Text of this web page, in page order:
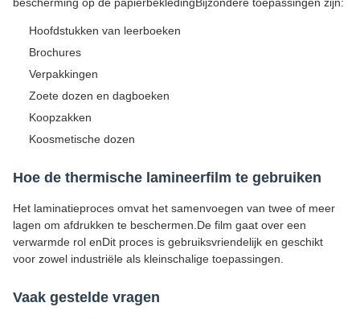
bescherming op de papierbekledingBijzondere toepassingen zijn:
Hoofdstukken van leerboeken
Brochures
Verpakkingen
Zoete dozen en dagboeken
Koopzakken
Koosmetische dozen
Hoe de thermische lamineerfilm te gebruiken
Het laminatieproces omvat het samenvoegen van twee of meer
lagen om afdrukken te beschermen.De film gaat over een
verwarmde rol enDit proces is gebruiksvriendelijk en geschikt
voor zowel industriële als kleinschalige toepassingen.
Vaak gestelde vragen